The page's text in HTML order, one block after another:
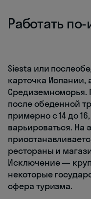
Работать
Siesta или
карточка Испании,
Средиземноморья.
после обеденной
примерно с 14 до
варьироваться. На
рестораны и
Исключение —
некоторые
сфера туризма.